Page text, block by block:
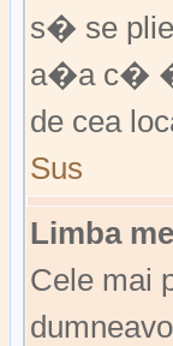
s� se
a�a c�
de cea
Sus
Limba
Cele mai